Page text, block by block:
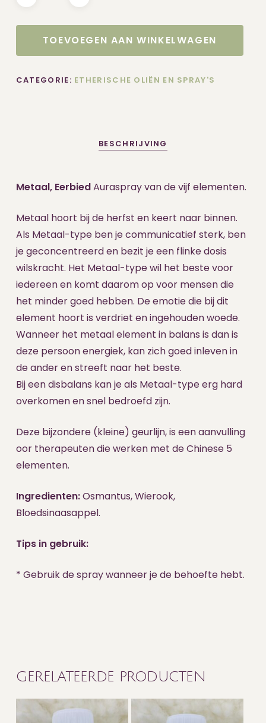
TOEVOEGEN AAN WINKELWAGEN
CATEGORIE: ETHERISCHE OLIËN EN SPRAY'S
BESCHRIJVING
Metaal, EerbiedAuraspray van de vijf elementen.
Metaal hoort bij de herfst en keert naar binnen.
Als Metaal-type ben je communicatief sterk, ben
je geconcentreerd en bezit je een flinke dosis
wilskracht. Het Metaal-type wil het beste voor
iedereen en komt daarom op voor mensen die
het minder goed hebben. De emotie die bij dit
element hoort is verdriet en ingehouden woede.
Wanneer het metaal element in balans is dan is
deze persoon energiek, kan zich goed inleven in
de ander en streeft naar het beste.
Bij een disbalans kan je als Metaal-type erg hard
overkomen en snel bedroefd zijn.
Deze bijzondere (kleine) geurlijn, is een aanvulling
oor therapeuten die werken met de Chinese 5
elementen.
Ingredienten:Osmantus, Wierook,
Bloedsinaasappel.
Tips in gebruik:
* Gebruik de spray wanneer je de behoefte hebt.
GERELATEERDE PRODUCTEN